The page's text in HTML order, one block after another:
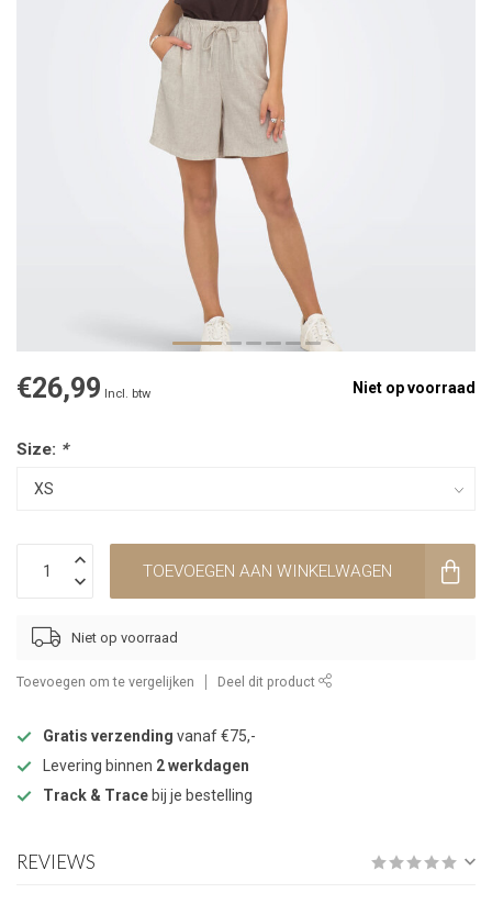
€26,99 Incl. btw Niet op voorraad
Size: *
TOEVOEGEN AAN WINKELWAGEN
Niet op voorraad
Toevoegen om te vergelijken Deel dit product
Gratis verzending vanaf €75,-
Levering binnen 2 werkdagen
Track & Trace bij je bestelling
REVIEWS